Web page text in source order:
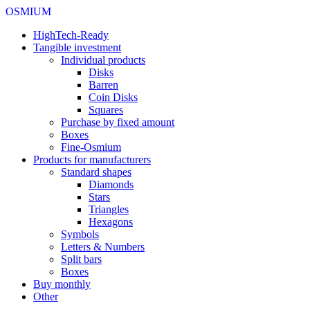
OSMIUM
HighTech-Ready
Tangible investment
Individual products
Disks
Barren
Coin Disks
Squares
Purchase by fixed amount
Boxes
Fine-Osmium
Products for manufacturers
Standard shapes
Diamonds
Stars
Triangles
Hexagons
Symbols
Letters & Numbers
Split bars
Boxes
Buy monthly
Other